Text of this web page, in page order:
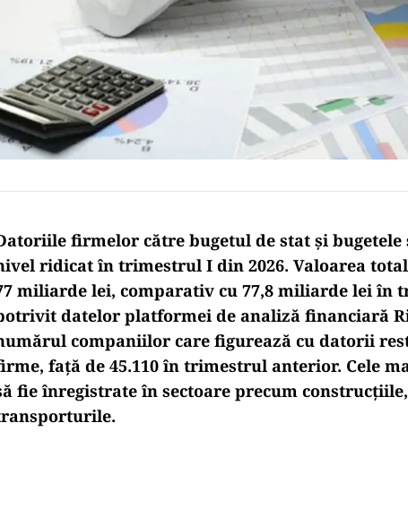
firmelor către bugetul de stat și bugetele
ridicat în trimestrul I din 2026. Valoarea
miliarde lei, comparativ cu 77,8 miliarde lei în
datelor platformei de analiză financiară
companiilor care figurează cu datorii
față de 45.110 în trimestrul anterior. Cele
fie înregistrate în sectoare precum